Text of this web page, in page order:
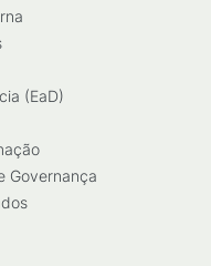
(EaD)
Governança